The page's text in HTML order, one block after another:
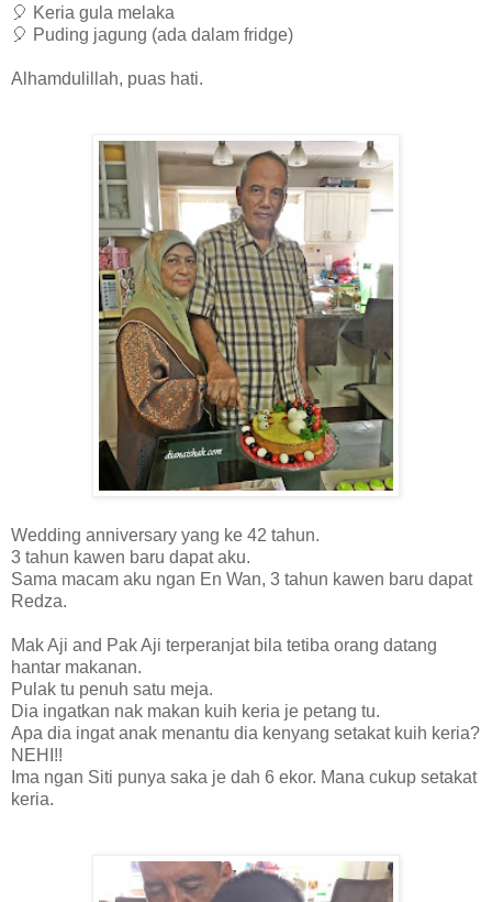
🎈 Keria gula melaka
🎈 Puding jagung (ada dalam fridge)
Alhamdulillah, puas hati.
Wedding anniversary yang ke 42 tahun.
3 tahun kawen baru dapat aku.
Sama macam aku ngan En Wan, 3 tahun kawen baru dapat
Redza.
Mak Aji and Pak Aji terperanjat bila tetiba orang datang
hantar makanan.
Pulak tu penuh satu meja.
Dia ingatkan nak makan kuih keria je petang tu.
Apa dia ingat anak menantu dia kenyang setakat kuih keria?
NEHI!!
Ima ngan Siti punya saka je dah 6 ekor. Mana cukup setakat
keria.